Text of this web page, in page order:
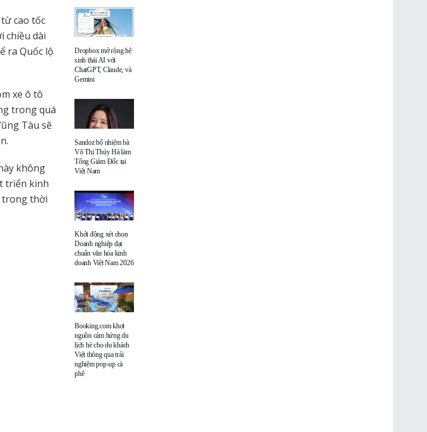
cao tốc
chiều dài
ra Quốc lộ
xe ô tô
trong quá
Tàu sẽ
không
triển kinh
trong thời
Dropbox mở rộng hệ
sinh thái AI với
ChatGPT, Claude, và
Gemini
Sandoz bổ nhiệm bà
Võ Thị Thúy Hà làm
Tổng Giám Đốc tại
Việt Nam
Khởi động xét chọn
Doanh nghiệp đạt
chuẩn văn hóa kinh
doanh Việt Nam 2026
Booking.com khơi
nguồn cảm hứng du
lịch hè cho du khách
Việt thông qua trải
nghiệm pop-up cà
phê